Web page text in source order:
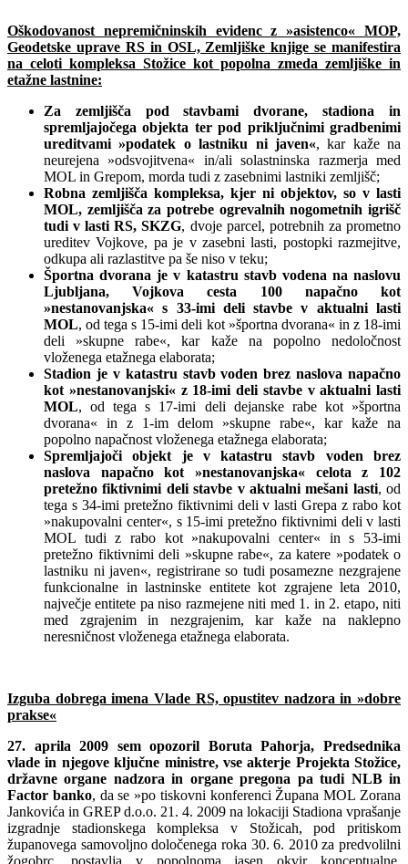
Oškodovanost nepremičninskih evidenc z »asistenco« MOP,
Geodetske uprave RS in OSL, Zemljiške knjige se manifestira
na celoti kompleksa Stožice kot popolna zmeda zemljiške in
etažne lastnine:
Za zemljišča pod stavbami dvorane, stadiona in
spremljajočega objekta ter pod priključnimi gradbenimi
ureditvami »podatek o lastniku ni javen«, kar kaže na
neurejena »odsvojitvena« in/ali solastninska razmerja med
MOL in Grepom, morda tudi z zasebnimi lastniki zemljišč;
Robna zemljišča kompleksa, kjer ni objektov, so v lasti
MOL, zemljišča za potrebe ogrevalnih nogometnih igrišč
tudi v lasti RS, SKZG, dvoje parcel, potrebnih za prometno
ureditev Vojkove, pa je v zasebni lasti, postopki razmejitve,
odkupa ali razlastitve pa še niso v teku;
Športna dvorana je v katastru stavb vodena na naslovu
Ljubljana, Vojkova cesta 100 napačno kot
»nestanovanjska« s 33-imi deli stavbe v aktualni lasti
MOL, od tega s 15-imi deli kot »športna dvorana« in z 18-imi
deli »skupne rabe«, kar kaže na popolno nedoločnost
vloženega etažnega elaborata;
Stadion je v katastru stavb voden brez naslova napačno
kot »nestanovanjski« z 18-imi deli stavbe v aktualni lasti
MOL, od tega s 17-imi deli dejanske rabe kot »športna
dvorana« in z 1-im delom »skupne rabe«, kar kaže na
popolno napačnost vloženega etažnega elaborata;
Spremljajoči objekt je v katastru stavb voden brez
naslova napačno kot »nestanovanjska« celota z 102
pretežno fiktivnimi deli stavbe v aktualni mešani lasti, od
tega s 34-imi pretežno fiktivnimi deli v lasti Grepa z rabo kot
»nakupovalni center«, s 15-imi pretežno fiktivnimi deli v lasti
MOL tudi z rabo kot »nakupovalni center« in s 53-imi
pretežno fiktivnimi deli »skupne rabe«, za katere »podatek o
lastniku ni javen«, registrirane so tudi posamezne nezgrajene
funkcionalne in lastninske entitete kot zgrajene leta 2010,
največje entitete pa niso razmejene niti med 1. in 2. etapo, niti
med zgrajenim in nezgrajenim, kar kaže na naklepno
neresničnost vloženega etažnega elaborata.
Izguba dobrega imena Vlade RS, opustitev nadzora in »dobre
prakse«
27. aprila 2009 sem opozoril Boruta Pahorja, Predsednika
vlade in njegove ključne ministre, vse akterje Projekta Stožice,
državne organe nadzora in organe pregona pa tudi NLB in
Factor banko, da se »po tiskovni konferenci Župana MOL Zorana
Jankovića in GREP d.o.o. 21. 4. 2009 na lokaciji Stadiona vprašanje
izgradnje stadionskega kompleksa v Stožicah, pod pritiskom
županovega samovoljno določenega roka 30. 6. 2010 za predvolilni
žogobrc, postavlja v popolnoma jasen okvir konceptualne,